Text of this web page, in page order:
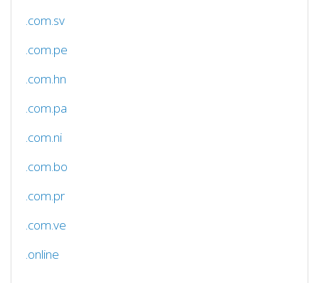
.com.sv
.com.pe
.com.hn
.com.pa
.com.ni
.com.bo
.com.pr
.com.ve
.online